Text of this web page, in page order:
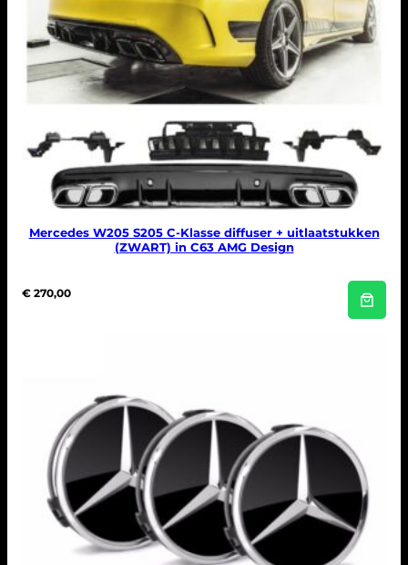
Mercedes W205 S205 C-Klasse diffuser + uitlaatstukken
(ZWART) in C63 AMG Design
€ 270,00